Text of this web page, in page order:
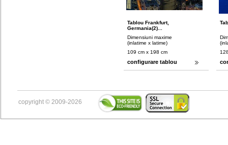
Tablou Frankfurt,
Germania(2)...
Dimensiuni maxime
(inlatime x latime)
109 cm x 198 cm
configurare tablou
copyright © 2009-2026